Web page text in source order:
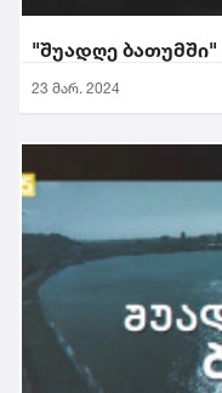
"შუადღე ბათუმში"
23 მარ. 2024